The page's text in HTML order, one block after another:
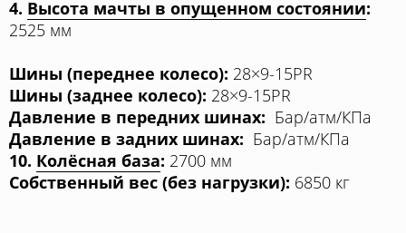
4. Высота мачты в опущенном состоянии:
2525 мм
Шины (переднее колесо): 28×9-15PR
Шины (заднее колесо): 28×9-15PR
Давление в передних шинах: Бар/атм/КПа
Давление в задних шинах: Бар/атм/КПа
10. Колёсная база: 2700 мм
Собственный вес (без нагрузки): 6850 кг